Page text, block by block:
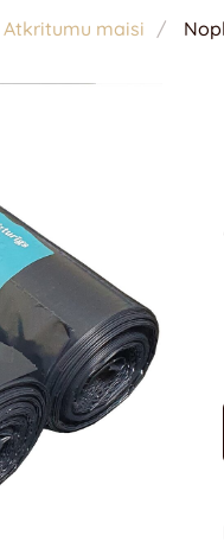
Atkritumu maisi